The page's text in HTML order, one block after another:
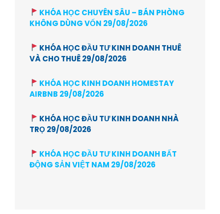
KHÓA HỌC CHUYÊN SÂU – BÁN PHÒNG
KHÔNG DÙNG VỐN 29/08/2026
KHÓA HỌC ĐẦU TƯ KINH DOANH THUÊ
VÀ CHO THUÊ 29/08/2026
KHÓA HỌC KINH DOANH HOMESTAY
AIRBNB 29/08/2026
KHÓA HỌC ĐẦU TƯ KINH DOANH NHÀ
TRỌ 29/08/2026
KHÓA HỌC ĐẦU TƯ KINH DOANH BẤT
ĐỘNG SẢN VIỆT NAM 29/08/2026